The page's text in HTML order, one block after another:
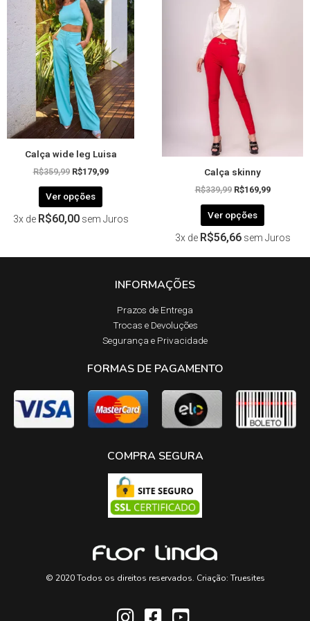
Calça wide leg Luisa
R$359,99
era:
R$359,99.
R$179,99
R$179,99.
Ver opções
tem
várias
variantes.
As
opções
podem
ser
escolhidas
na
página
do
produto
3x de R$60,00 sem Juros
Calça skinny
R$339,99
era:
R$339,99.
R$169,99
Ver opções
do
3x de R$56,66 sem Juros
INFORMAÇÕES
Prazos de Entrega​
Trocas e Devoluções​
Segurança e Privacidade
FORMAS DE PAGAMENTO
COMPRA SEGURA
© 2020 Todos os direitos reservados. Criação: Truesites